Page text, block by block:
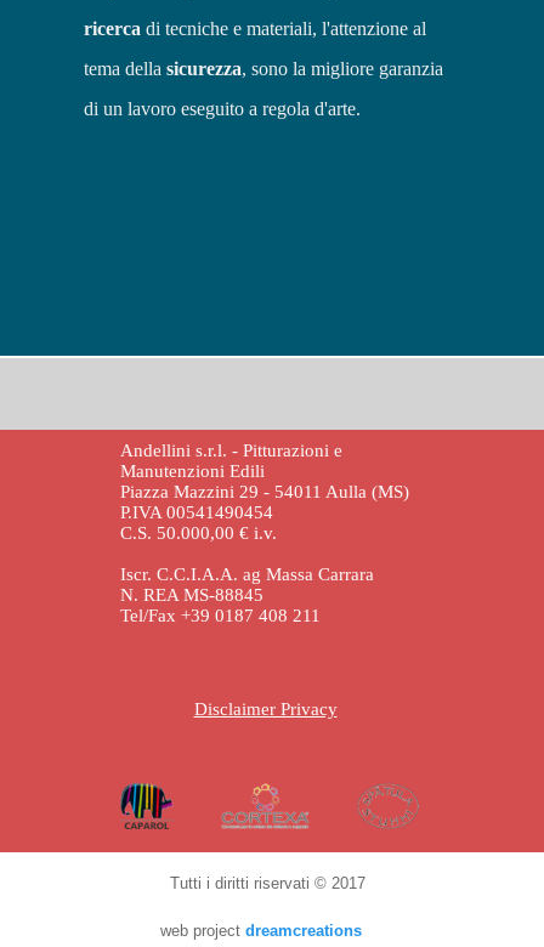
ricerca di tecniche e materiali, l'attenzione al
tema della sicurezza, sono la migliore garanzia
di un lavoro eseguito a regola d'arte.
Disclaimer Privacy
Andellini s.r.l. - Pitturazioni e
Manutenzioni Edili
Piazza Mazzini 29 - 54011 Aulla (MS)
P.IVA 00541490454
C.S. 50.000,00 € i.v.
Iscr. C.C.I.A.A. ag Massa Carrara
N. REA MS-88845
Tel/Fax +39 0187 408 211
web project dreamcreations
Tutti i diritti riservati © 2017